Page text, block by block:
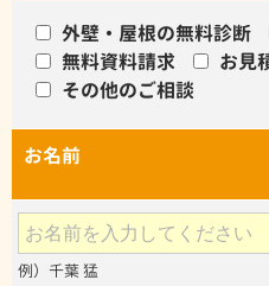
外壁・屋根の無料診断
無料資料請求
お見
その他のご相談
お名前
例）千葉 猛